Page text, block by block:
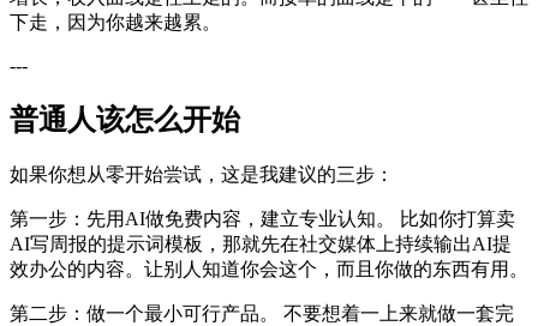
下走，因为你越来越累。
---
普通人该怎么开始
如果你想从零开始尝试，这是我建议的三步：
第一步：先用AI做免费内容，建立专业认知。 比如你打算卖
AI写周报的提示词模板，那就先在社交媒体上持续输出AI提
效办公的内容。让别人知道你会这个，而且你做的东西有用。
第二步：做一个最小可行产品。 不要想着一上来就做一套完